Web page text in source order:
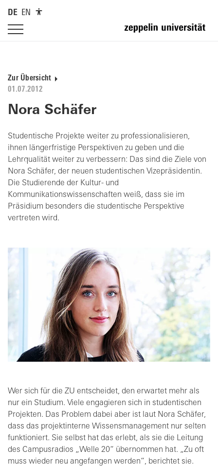
DE EN
01.07.2012
Zur Übersicht
Nora Schäfer
Studentische Projekte weiter zu professionalisieren,
ihnen längerfristige Perspektiven zu geben und die
Lehrqualität weiter zu verbessern: Das sind die Ziele von
Nora Schäfer, der neuen studentischen Vizepräsidentin.
Die Studierende der Kultur- und
Kommunikationswissenschaften weiß, dass sie im
Präsidium besonders die studentische Perspektive
vertreten wird.
Wer sich für die ZU entscheidet, den erwartet mehr als
nur ein Studium. Viele engagieren sich in studentischen
Projekten. Das Problem dabei aber ist laut Nora Schäfer,
dass das projektinterne Wissensmanagement nur selten
funktioniert. Sie selbst hat das erlebt, als sie die Leitung
des Campusradios „Welle 20“ übernommen hat. „Zu oft
muss wieder neu angefangen werden“, berichtet sie.